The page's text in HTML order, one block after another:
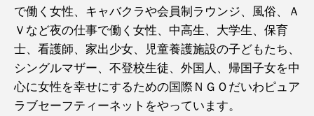
で働く女性、キャバクラや会員制ラウンジ、風俗、Ａ
Ｖなど夜の仕事で働く女性、中高生、大学生、保育
士、看護師、家出少女、児童養護施設の子どもたち、
シングルマザー、不登校生徒、外国人、帰国子女を中
心に女性を幸せにするための国際ＮＧＯだいわピュア
ラブセーフティーネットをやっています。